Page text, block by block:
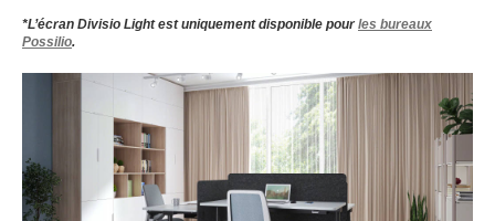
*L’écran Divisio Light est uniquement disponible pourles bureaux
Possilio.